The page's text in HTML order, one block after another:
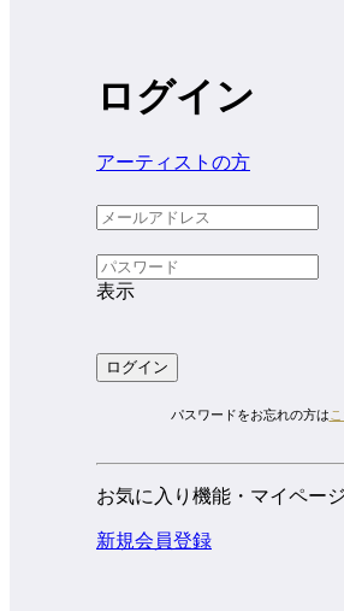
ログイン
アーティストの方
表示
パスワードをお忘れの方は
お気に入り機能・マイペー
新規会員登録